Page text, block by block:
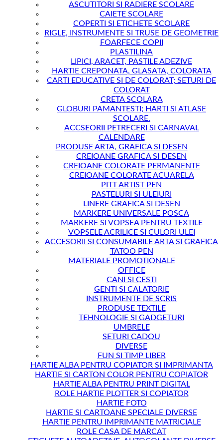
ASCUTITORI SI RADIERE SCOLARE
CAIETE SCOLARE
COPERTI SI ETICHETE SCOLARE
RIGLE, INSTRUMENTE SI TRUSE DE GEOMETRIE
FOARFECE COPII
PLASTILINA
LIPICI, ARACET, PASTILE ADEZIVE
HARTIE CREPONATA, GLASATA, COLORATA
CARTI EDUCATIVE SI DE COLORAT; SETURI DE
COLORAT
CRETA SCOLARA
GLOBURI PAMANTESTI; HARTI SI ATLASE
SCOLARE.
ACCSEORII PETRECERI SI CARNAVAL
CALENDARE
PRODUSE ARTA, GRAFICA SI DESEN
CREIOANE GRAFICA SI DESEN
CREIOANE COLORATE PERMANENTE
CREIOANE COLORATE ACUARELA
PITT ARTIST PEN
PASTELURI SI ULEIURI
LINERE GRAFICA SI DESEN
MARKERE UNIVERSALE POSCA
MARKERE SI VOPSEA PENTRU TEXTILE
VOPSELE ACRILICE SI CULORI ULEI
ACCESORII SI CONSUMABILE ARTA SI GRAFICA
TATOO PEN
MATERIALE PROMOTIONALE
OFFICE
CANI SI CESTI
GENTI SI CALATORIE
INSTRUMENTE DE SCRIS
PRODUSE TEXTILE
TEHNOLOGIE SI GADGETURI
UMBRELE
SETURI CADOU
DIVERSE
FUN SI TIMP LIBER
HARTIE ALBA PENTRU COPIATOR SI IMPRIMANTA
HARTIE SI CARTON COLOR PENTRU COPIATOR
HARTIE ALBA PENTRU PRINT DIGITAL
ROLE HARTIE PLOTTER SI COPIATOR
HARTIE FOTO
HARTIE SI CARTOANE SPECIALE DIVERSE
HARTIE PENTRU IMPRIMANTE MATRICIALE
ROLE CASA DE MARCAT